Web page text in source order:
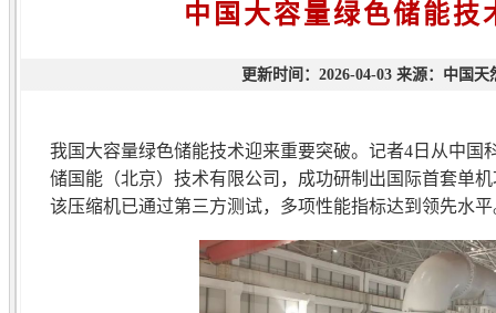
中国大容量绿色储能技
更新时间：2026-04-03 来源：中国天
我国大容量绿色储能技术迎来重要突破。记者4日从中国
储国能（北京）技术有限公司，成功研制出国际首套单
该压缩机已通过第三方测试，多项性能指标达到领先水平